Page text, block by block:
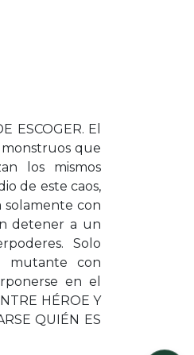
ESCOGER. El
que
los mismos
de este caos,
con
detener a un
Solo
mutante con
en el
HÉROE Y
QUIÉN ES